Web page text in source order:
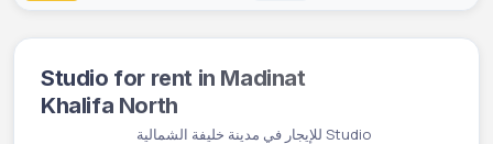
Studio for rent in Madinat
Khalifa North
Studio للإيجار في مدينة خليفة الشمالية